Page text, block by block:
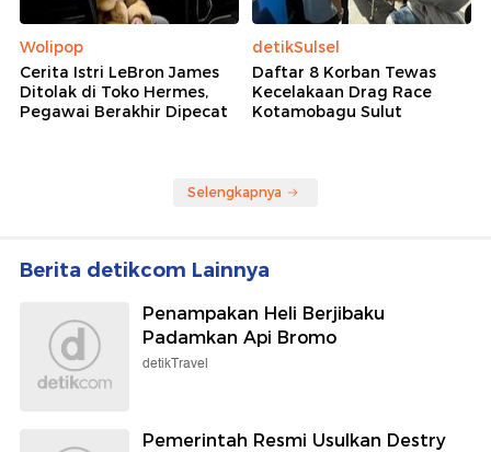
Wolipop
Cerita Istri LeBron James
Ditolak di Toko Hermes,
Pegawai Berakhir Dipecat
detikSulsel
Daftar 8 Korban Tewas
Kecelakaan Drag Race
Kotamobagu Sulut
Selengkapnya
Berita detikcom Lainnya
Penampakan Heli Berjibaku
Padamkan Api Bromo
detikTravel
Pemerintah Resmi Usulkan Destry